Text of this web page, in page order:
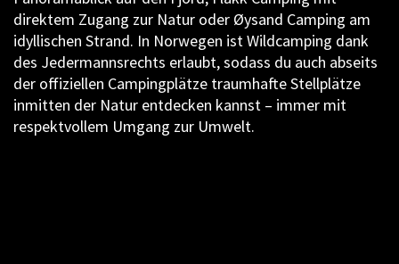
direktem Zugang zur Natur oder Øysand Camping am
idyllischen Strand. In Norwegen ist Wildcamping dank
des Jedermannsrechts erlaubt, sodass du auch abseits
der offiziellen Campingplätze traumhafte Stellplätze
inmitten der Natur entdecken kannst – immer mit
respektvollem Umgang zur Umwelt.